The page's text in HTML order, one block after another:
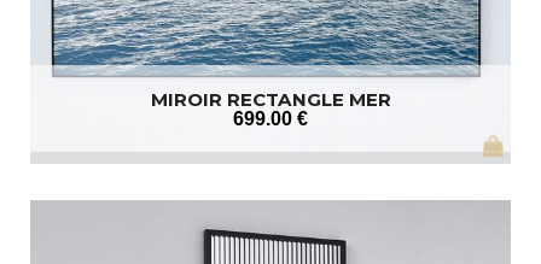
MIROIR RECTANGLE MER
699.00 €